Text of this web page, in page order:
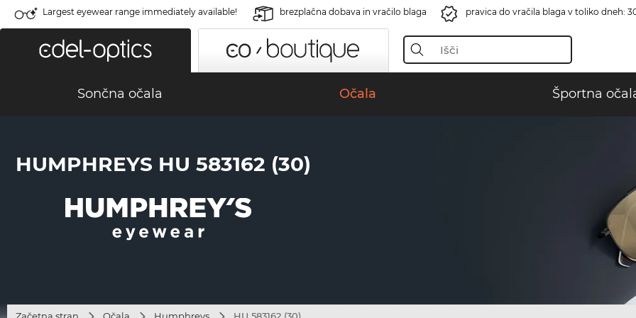
Largest eyewear range immediately available! brezplačna dobava in vračilo blaga pravica do vračila blaga v toliko dneh:
Sončna očala Očala Športna
HUMPHREYS HU 583162 (30)